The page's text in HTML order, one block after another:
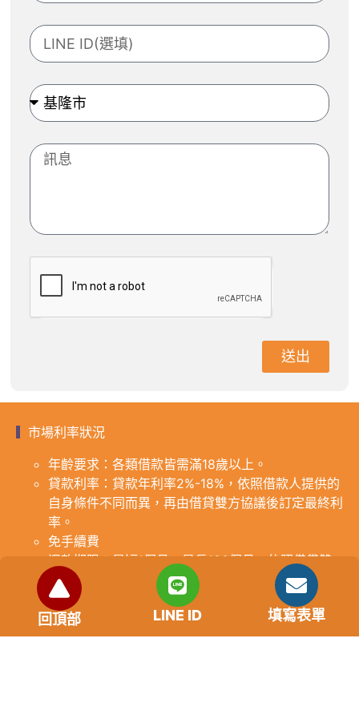
送出
市場利率狀況
年齡要求：各類借款皆需滿18歲以上。
貸款利率：貸款年利率2%-18%，依照借款人提供的
自身條件不同而異，再由借貸雙方協議後訂定最終利
率。
免手續費
還款期限：最短1個月，最長180個月，依照借貸雙
方協議而訂。
範例試算：小明急需現金10萬元，經多方比較利率
後選定金主，雙方簽定於36個月內須還清借款，年
利率12%計算，每月利息1000元，無須手續費。
回頂部 LINE ID 填寫表單